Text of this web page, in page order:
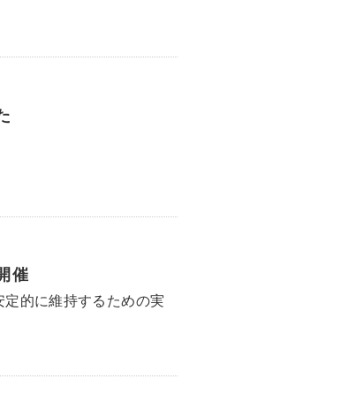
催
的に維持するための実